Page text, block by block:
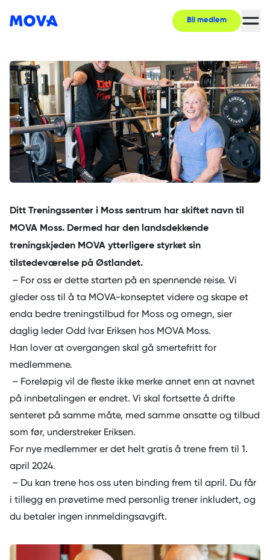
Bli medlem
Vil hjelpe folk til varige livsstilsendringer
Ditt Treningssenter i Moss sentrum har skiftet navn til
MOVA Moss. Dermed har den landsdekkende
treningskjeden MOVA ytterligere styrket sin
tilstedeværelse på Østlandet.
– For oss er dette starten på en spennende reise. Vi
gleder oss til å ta MOVA-konseptet videre og skape et
enda bedre treningstilbud for Moss og omegn, sier
daglig leder Odd Ivar Eriksen hos MOVA Moss.
Han lover at overgangen skal gå smertefritt for
medlemmene.
– Foreløpig vil de fleste ikke merke annet enn at navnet
på innbetalingen er endret. Vi skal fortsette å drifte
senteret på samme måte, med samme ansatte og tilbud
som før, understreker Eriksen.
For nye medlemmer er det helt gratis å trene frem til 1.
april 2024.
– Du kan trene hos oss uten binding frem til april. Du får
i tillegg en prøvetime med personlig trener inkludert, og
du betaler ingen innmeldingsavgift.